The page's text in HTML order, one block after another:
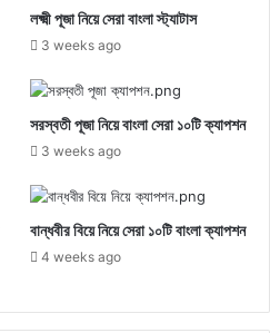
লক্ষ্মী পূজা নিয়ে সেরা বাংলা স্ট্যাটাস
3 weeks ago
সরস্বতী পূজা নিয়ে বাংলা সেরা ১০টি ক্যাপশন
3 weeks ago
বান্ধবীর বিয়ে নিয়ে সেরা ১০টি বাংলা ক্যাপশন
4 weeks ago